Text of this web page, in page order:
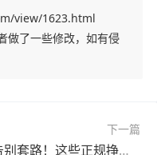
view/1623.html
做了一些修改，如有侵
下一篇
告别套路！这些正规挣钱软件提现快、门槛低